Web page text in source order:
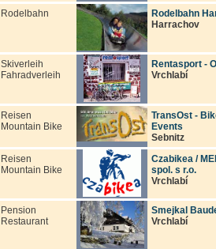
Rodelbahn
Rodelbahn
Harrachov
Skiverleih
Fahradverleih
Rentasport -
Vrchlabí
Reisen
Mountain Bike
TransOst -
Events
Sebnitz
Reisen
Mountain Bike
Czabikea /
spol. s r.o.
Vrchlabí
Pension
Restaurant
Smejkal
Vrchlabí